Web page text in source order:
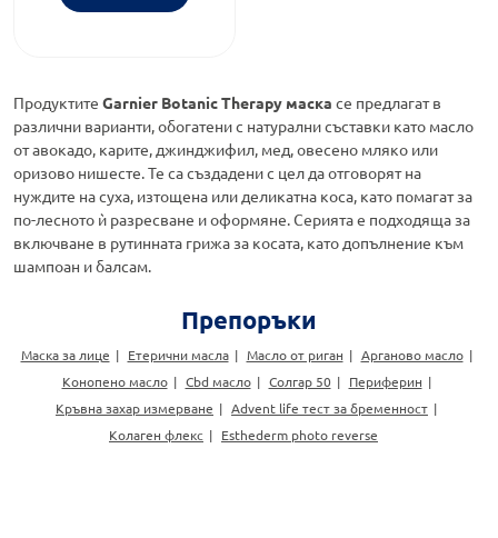
Продуктите Garnier Botanic Therapy маска се предлагат в
различни варианти, обогатени с натурални съставки като масло
от авокадо, карите, джинджифил, мед, овесено мляко или
оризово нишесте. Те са създадени с цел да отговорят на
нуждите на суха, изтощена или деликатна коса, като помагат за
по-лесното ѝ разресване и оформяне. Серията е подходяща за
включване в рутинната грижа за косата, като допълнение към
шампоан и балсам.
Препоръки
Маска за лице Етерични масла Масло от риган
Арганово масло
Конопено масло
Cbd масло Солгар 50
Периферин
Кръвна захар измерване
Advent life тест за бременност
Колаген флекс
Esthederm photo reverse